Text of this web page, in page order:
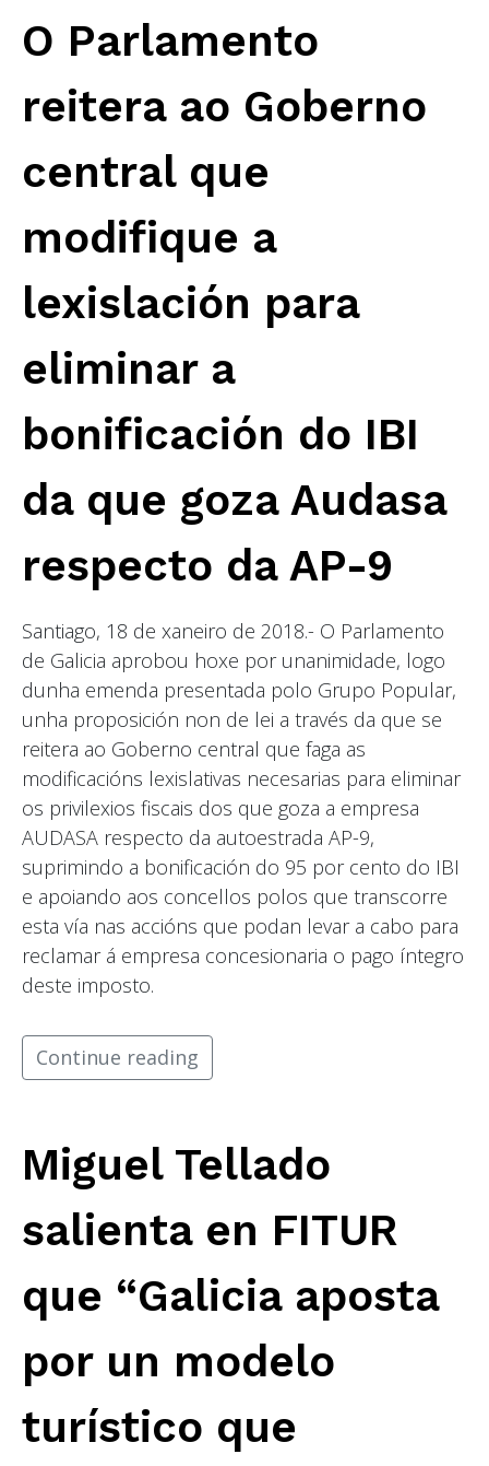
O Parlamento
reitera ao Goberno
central que
modifique a
lexislación para
eliminar a
bonificación do IBI
da que goza Audasa
respecto da AP-9
Santiago, 18 de xaneiro de 2018.- O Parlamento
de Galicia aprobou hoxe por unanimidade, logo
dunha emenda presentada polo Grupo Popular,
unha proposición non de lei a través da que se
reitera ao Goberno central que faga as
modificacións lexislativas necesarias para eliminar
os privilexios fiscais dos que goza a empresa
AUDASA respecto da autoestrada AP-9,
suprimindo a bonificación do 95 por cento do IBI
e apoiando aos concellos polos que transcorre
esta vía nas accións que podan levar a cabo para
reclamar á empresa concesionaria o pago íntegro
deste imposto.
Continue reading
Miguel Tellado
salienta en FITUR
que “Galicia aposta
por un modelo
turístico que